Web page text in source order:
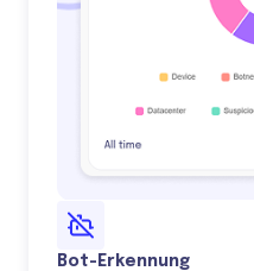
Bot-Erkennung